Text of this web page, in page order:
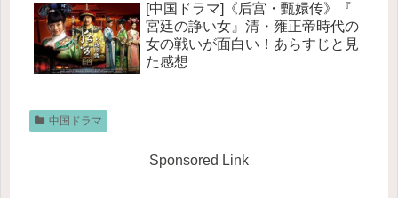
イラク＞～紫禁城に燃ゆる逆襲の
王妃』とどっちが面白いか？
[中国ドラマ]《后宫・甄嬛传》『
宮廷の諍い女』清・雍正帝時代の
女の戦いが面白い！あらすじと見
た感想
中国ドラマ
Sponsored Link